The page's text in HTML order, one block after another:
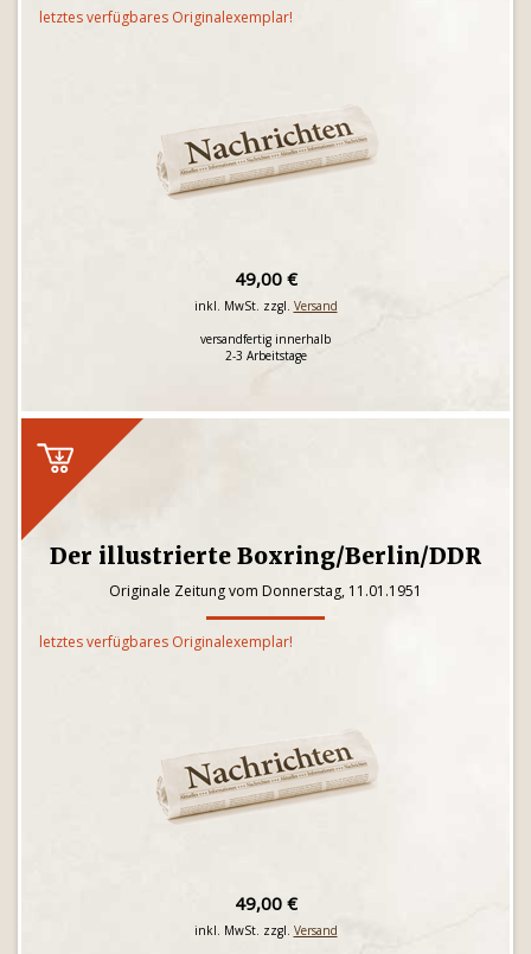
letztes verfügbares Originalexemplar!
49,00 €
inkl. MwSt. zzgl. Versand
versandfertig innerhalb
2-3 Arbeitstage
Der illustrierte Boxring/Berlin/DDR
Originale Zeitung vom Donnerstag, 11.01.1951
letztes verfügbares Originalexemplar!
49,00 €
inkl. MwSt. zzgl. Versand